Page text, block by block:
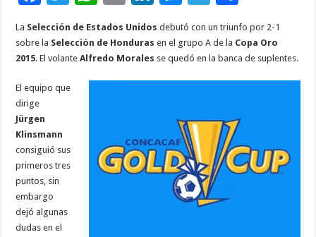
ac
e
b
o
k
wi
tt
er
h
at
sA
p
m
ai
l
n
k
e
dI
es
se
n
g
el
e
gr
a
o
m
p
ar
r
La Selección de Estados Unidos debutó con un triunfo por 2-1
sobre la Selección de Honduras en el grupo A de la Copa Oro
2015. El volanteAlfredo Morales se quedó en la banca de suplentes.
El equipo que
dirige
Jürgen
Klinsmann
consiguió sus
primeros tres
puntos, sin
embargo
dejó algunas
dudas en el